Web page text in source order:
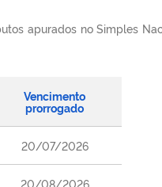
apurados no Simples
Vencimento
prorrogado
20/07/2026
20/08/2026